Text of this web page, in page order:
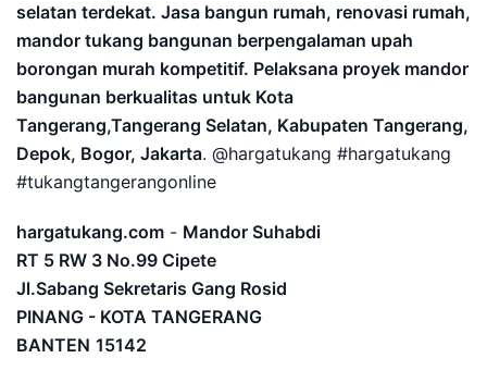
selatan terdekat. Jasa bangun rumah, renovasi rumah,
mandor tukang bangunan berpengalaman upah
borongan murah kompetitif. Pelaksana proyek mandor
bangunan berkualitas untuk Kota
Tangerang,Tangerang Selatan, Kabupaten Tangerang,
Depok, Bogor, Jakarta. @hargatukang #hargatukang
#tukangtangerangonline
hargatukang.com - Mandor Suhabdi
RT 5 RW 3 No.99 Cipete
Jl.Sabang Sekretaris Gang Rosid
PINANG - KOTA TANGERANG
BANTEN 15142